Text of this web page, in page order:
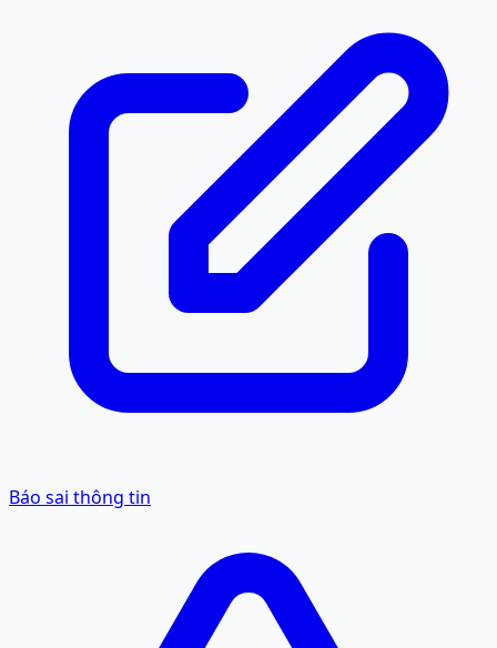
Định dạng chuẩn là 02854440996. Các cách viết sau đây
đều được quy về cùng một số khi tra cứu: 028 54440996,
028 5444 0996, +842854440996, +84 28 54440996.
Báo sai thông tin